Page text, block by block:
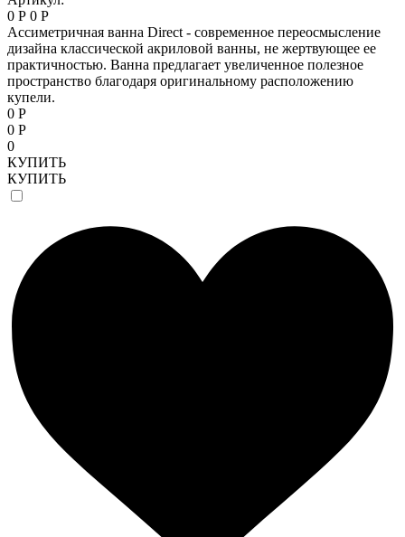
0 Р 0 Р
Ассиметричная ванна Direct - современное переосмысление
дизайна классической акриловой ванны, не жертвующее ее
практичностью. Ванна предлагает увеличенное полезное
пространство благодаря оригинальному расположению
купели.
0 Р
0 Р
0
КУПИТЬ
КУПИТЬ